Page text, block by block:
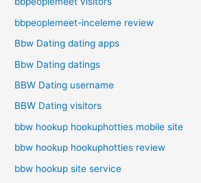
bbpeoplemeet-inceleme review
Bbw Dating dating apps
Bbw Dating datings
BBW Dating username
BBW Dating visitors
bbw hookup hookuphotties mobile site
bbw hookup hookuphotties review
bbw hookup site service